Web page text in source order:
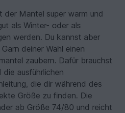
der Mantel super warm und
als Winter- oder als
werden. Du kannst aber
deiner Wahl einen
zaubern. Dafür brauchst
ausführlichen
die dir während des
Größe zu finden. Die
ab Größe 74/80 und reicht